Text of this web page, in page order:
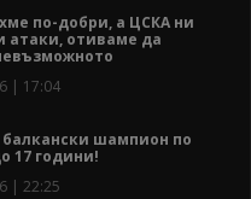
по-добри, а ЦСКА ни
атаки, отиваме да
| 17:04
балкански шампион по
17 години!
| 22:25